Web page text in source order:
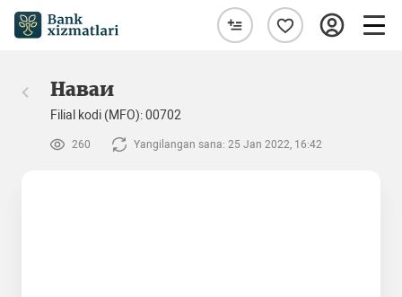
Наваи
Filial kodi (MFO): 00702
260 Yangilangan sana: 25 Jan 2022, 16:42